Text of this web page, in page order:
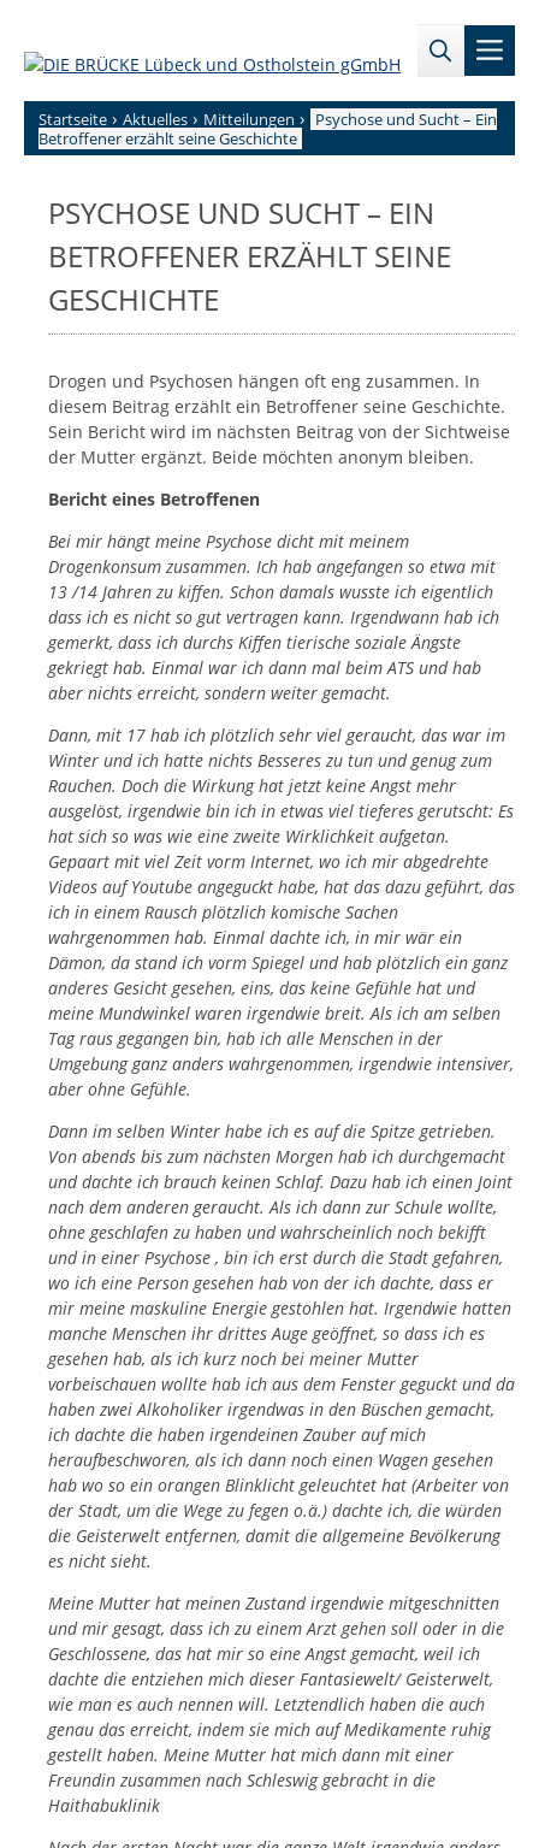
springen
→
Zur
Zum
Bereich
Startseite › Aktuelles › Mitteilungen › Psychose und Sucht – Ein
Betroffener erzählt seine Geschichte
PSYCHOSE UND SUCHT – EIN
BETROFFENER ERZÄHLT SEINE
GESCHICHTE
Drogen und Psychosen hängen oft eng zusammen. In
diesem Beitrag erzählt ein Betroffener seine Geschichte.
Sein Bericht wird im nächsten Beitrag von der Sichtweise
der Mutter ergänzt. Beide möchten anonym bleiben.
Bericht eines Betroffenen
Bei mir hängt meine Psychose dicht mit meinem
Drogenkonsum zusammen. Ich hab angefangen so etwa mit
13 /14 Jahren zu kiffen. Schon damals wusste ich eigentlich
dass ich es nicht so gut vertragen kann. Irgendwann hab ich
gemerkt, dass ich durchs Kiffen tierische soziale Ängste
gekriegt hab. Einmal war ich dann mal beim ATS und hab
aber nichts erreicht, sondern weiter gemacht.
Dann, mit 17 hab ich plötzlich sehr viel geraucht, das war im
Winter und ich hatte nichts Besseres zu tun und genug zum
Rauchen. Doch die Wirkung hat jetzt keine Angst mehr
ausgelöst, irgendwie bin ich in etwas viel tieferes gerutscht: Es
hat sich so was wie eine zweite Wirklichkeit aufgetan.
Gepaart mit viel Zeit vorm Internet, wo ich mir abgedrehte
Videos auf Youtube angeguckt habe, hat das dazu geführt, das
ich in einem Rausch plötzlich komische Sachen
wahrgenommen hab. Einmal dachte ich, in mir wär ein
Dämon, da stand ich vorm Spiegel und hab plötzlich ein ganz
anderes Gesicht gesehen, eins, das keine Gefühle hat und
meine Mundwinkel waren irgendwie breit. Als ich am selben
Tag raus gegangen bin, hab ich alle Menschen in der
Umgebung ganz anders wahrgenommen, irgendwie intensiver,
aber ohne Gefühle.
Dann im selben Winter habe ich es auf die Spitze getrieben.
Von abends bis zum nächsten Morgen hab ich durchgemacht
und dachte ich brauch keinen Schlaf. Dazu hab ich einen Joint
nach dem anderen geraucht. Als ich dann zur Schule wollte,
ohne geschlafen zu haben und wahrscheinlich noch bekifft
und in einer Psychose , bin ich erst durch die Stadt gefahren,
wo ich eine Person gesehen hab von der ich dachte, dass er
mir meine maskuline Energie gestohlen hat. Irgendwie hatten
manche Menschen ihr drittes Auge geöffnet, so dass ich es
gesehen hab, als ich kurz noch bei meiner Mutter
vorbeischauen wollte hab ich aus dem Fenster geguckt und da
haben zwei Alkoholiker irgendwas in den Büschen gemacht,
ich dachte die haben irgendeinen Zauber auf mich
heraufbeschworen, als ich dann noch einen Wagen gesehen
hab wo so ein orangen Blinklicht geleuchtet hat (Arbeiter von
der Stadt, um die Wege zu fegen o.ä.) dachte ich, die würden
die Geisterwelt entfernen, damit die allgemeine Bevölkerung
es nicht sieht.
Meine Mutter hat meinen Zustand irgendwie mitgeschnitten
und mir gesagt, dass ich zu einem Arzt gehen soll oder in die
Geschlossene, das hat mir so eine Angst gemacht, weil ich
dachte die entziehen mich dieser Fantasiewelt/ Geisterwelt,
wie man es auch nennen will. Letztendlich haben die auch
genau das erreicht, indem sie mich auf Medikamente ruhig
gestellt haben. Meine Mutter hat mich dann mit einer
Freundin zusammen nach Schleswig gebracht in die
Haithabuklinik